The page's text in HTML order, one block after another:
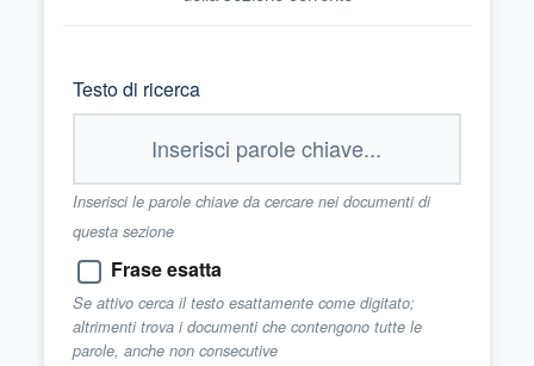
Testo di ricerca
Inserisci le parole chiave da cercare nei documenti di
questa sezione
Frase esatta
Se attivo cerca il testo esattamente come digitato;
altrimenti trova i documenti che contengono tutte le
parole, anche non consecutive